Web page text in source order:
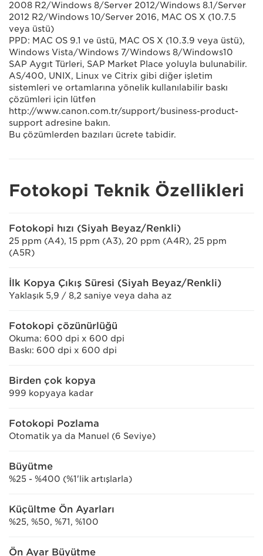
2008 R2/Windows 8/Server 2012/Windows 8.1/Server
2012 R2/Windows 10/Server 2016, MAC OS X (10.7.5
veya üstü)
PPD: MAC OS 9.1 ve üstü, MAC OS X (10.3.9 veya üstü),
Windows Vista/Windows 7/Windows 8/Windows10
SAP Aygıt Türleri, SAP Market Place yoluyla bulunabilir.
AS/400, UNIX, Linux ve Citrix gibi diğer işletim
sistemleri ve ortamlarına yönelik kullanılabilir baskı
çözümleri için lütfen
http://www.canon.com.tr/support/business-product-
support adresine bakın.
Bu çözümlerden bazıları ücrete tabidir.
Fotokopi Teknik Özellikleri
Fotokopi hızı (Siyah Beyaz/Renkli)
25 ppm (A4), 15 ppm (A3), 20 ppm (A4R), 25 ppm
(A5R)
İlk Kopya Çıkış Süresi (Siyah Beyaz/Renkli)
Yaklaşık 5,9 / 8,2 saniye veya daha az
Fotokopi çözünürlüğü
Okuma: 600 dpi x 600 dpi
Baskı: 600 dpi x 600 dpi
Birden çok kopya
999 kopyaya kadar
Fotokopi Pozlama
Otomatik ya da Manuel (6 Seviye)
Büyütme
%25 - %400 (%1'lik artışlarla)
Küçültme Ön Ayarları
%25, %50, %71, %100
Ön Ayar Büyütme